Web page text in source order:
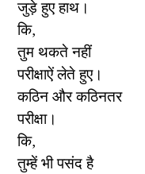
जुड़े हुए हाथ।
कि,
तुम थकते नहीं
परीक्षाऐं लेते हुए।
कठिन और कठिनतर
परीक्षा।
कि,
तुम्हें भी पसंद है